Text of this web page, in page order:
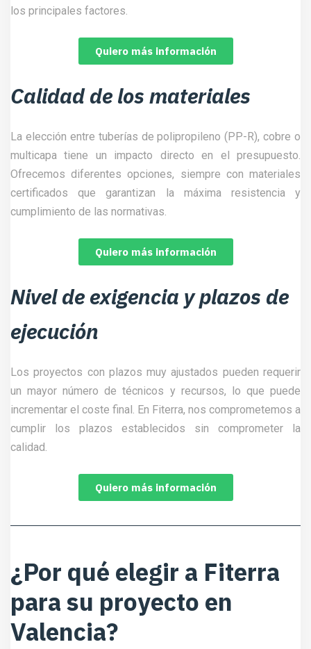
los principales factores.
Quiero más información
Calidad de los materiales
La elección entre tuberías de polipropileno (PP-R), cobre o
multicapa tiene un impacto directo en el presupuesto.
Ofrecemos diferentes opciones, siempre con materiales
certificados que garantizan la máxima resistencia y
cumplimiento de las normativas.
Quiero más información
Nivel de exigencia y plazos de
ejecución
Los proyectos con plazos muy ajustados pueden requerir
un mayor número de técnicos y recursos, lo que puede
incrementar el coste final. En Fiterra, nos comprometemos a
cumplir los plazos establecidos sin comprometer la
calidad.
Quiero más información
¿Por qué elegir a Fiterra
para su proyecto en
Valencia?